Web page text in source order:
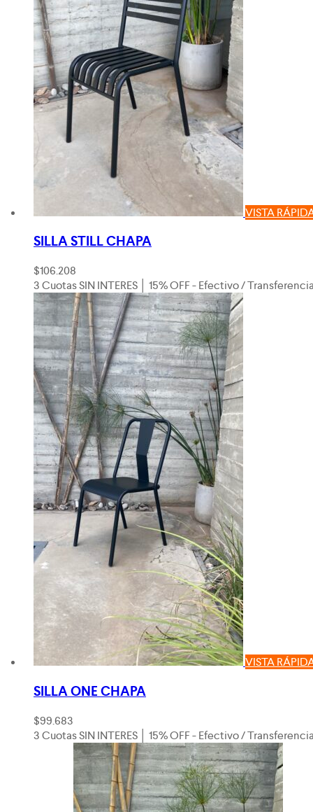
VISTA
SILLA STILL CHAPA
$106.208
3 Cuotas SIN INTERES │ 15% OFF - Efectivo /
VISTA
SILLA ONE CHAPA
$99.683
3 Cuotas SIN INTERES │ 15% OFF - Efectivo /